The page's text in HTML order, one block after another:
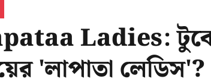
Ladies:
'লাপাতা